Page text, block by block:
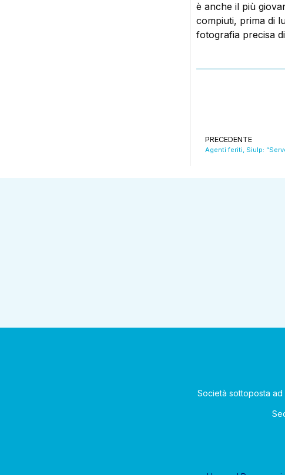
è anche il più
compiuti, prima di
fotografia precisa
PRECEDENTE
Agenti feriti, Siulp:
Società sottoposta